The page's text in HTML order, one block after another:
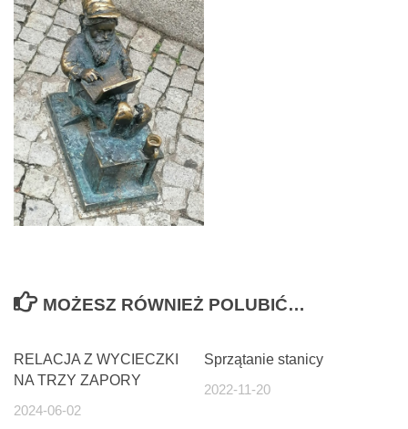
MOŻESZ RÓWNIEŻ POLUBIĆ…
RELACJA Z WYCIECZKI
NA TRZY ZAPORY
2024-06-02
Sprzątanie stanicy
2022-11-20